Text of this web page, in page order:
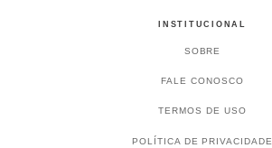
INSTITUCIONAL
SOBRE
FALE CONOSCO
TERMOS DE USO
POLÍTICA DE PRIVACIDADE